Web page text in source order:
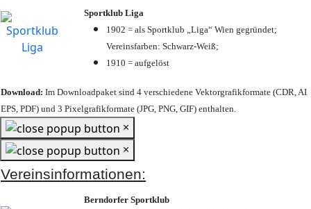
Sportklub Liga
1902 = als Sportklub „Liga“ Wien gegründet;
Vereinsfarben: Schwarz-Weiß;
1910 = aufgelöst
Download: Im Downloadpaket sind 4 verschiedene Vektorgrafikformate (CDR, AI
EPS, PDF) und 3 Pixelgrafikformate (JPG, PNG, GIF) enthalten.
×
×
Vereinsinformationen:
Berndorfer Sportklub